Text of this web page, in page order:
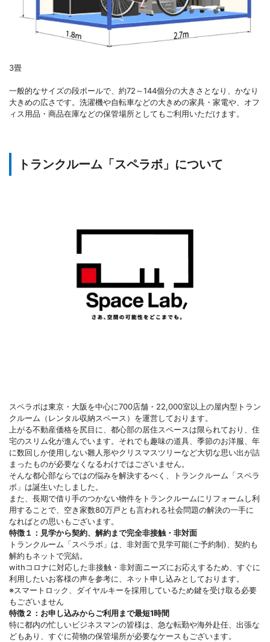
3畳
一般的なサイズの段ボールで、約72～144個分の大きさとなり、かなり
大きめの広さです。洗濯機や自転車などの大きめの家具・家電や、オフ
ィス用品・商品在庫などの保管場所としてもご利用いただけます。
トランクルーム「スペラボ」について
スペラボは東京・大阪を中心に700店舗・22,000室以上の屋内型トラン
クルーム（レンタル収納スペース）を運営しております。
上がる不動産価格を尻目に、都心部の居住スペースは限られており、住
宅のスリム化が進んでいます。それでも趣味の道具、季節のお洋服、年
に数回しか使用しない雛人形やクリスマスツリーなど大切な思い出が詰
まったものが必要なくなるわけではございません。
そんな都心部ならではの悩みを解決するべく、トランクルーム「スペラ
ボ」は誕生いたしました。
また、長期で借り手のつかない物件をトランクルームにリフォームし利
用することで、空き家数80万戸とも言われる社会問題の解決の一手に
なればとの思いもございます。
特徴１：見学から契約、解約まで完全非接触・非対面
トランクルーム「スペラボ」は、非対面で見学可能(ご予約制)、契約も
解約もネットで完結。
withコロナに対応した非接触・非対面ニーズにお応えするため、すぐに
利用したいお客様の声を参考に、ネット申し込みとしております。
※スマートロック、ダイヤルキーを採用しているため鍵を受け取る必要
もございません
特徴２：お申し込みからご利用まで最短1時間
特に都内の忙しいビジネスマンの皆様は、急な転勤や海外赴任、出張な
どもあり、すぐに荷物の保管場所が必要なケースもございます。